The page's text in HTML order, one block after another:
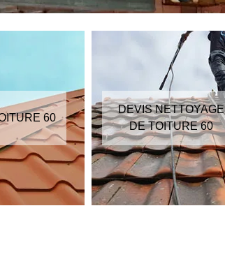
60
DEVIS NETTOYAGE
DE TOITURE 60